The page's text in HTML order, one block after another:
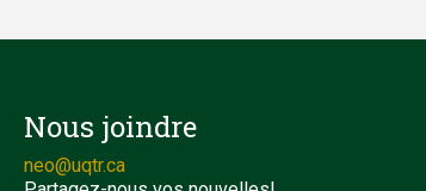
Nous joindre
neo@uqtr.ca